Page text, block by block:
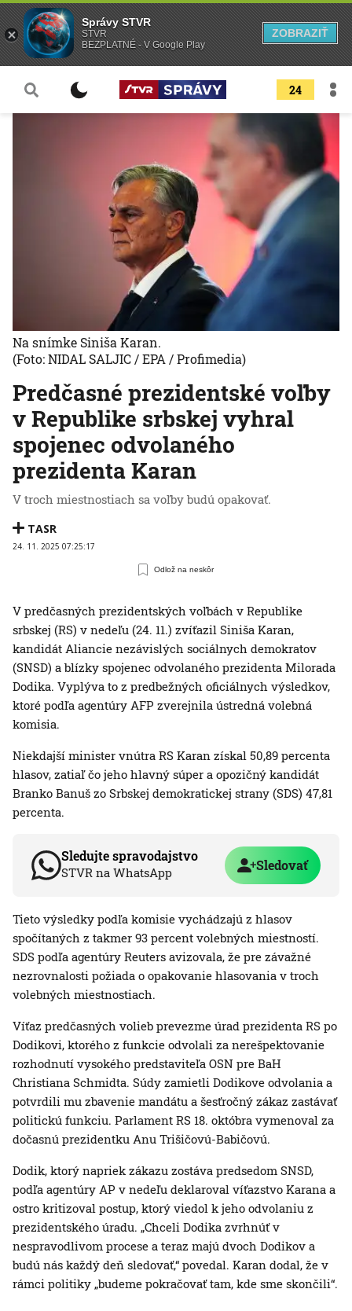
24
Predčasné prezidentské voľby
v Republike srbskej vyhral
spojenec odvolaného
prezidenta Karan
V troch miestnostiach sa voľby budú opakovať.
TASR
24. 11. 2025 07:25:17
Odlož na neskôr
Na snímke Siniša Karan.
(Foto: NIDAL SALJIC / EPA / Profimedia)
V predčasných prezidentských voľbách v Republike
srbskej (RS) v nedeľu (24. 11.) zvíťazil Siniša Karan,
kandidát Aliancie nezávislých sociálnych demokratov
(SNSD) a blízky spojenec odvolaného prezidenta Milorada
Dodika. Vyplýva to z predbežných oficiálnych výsledkov,
ktoré podľa agentúry AFP zverejnila ústredná volebná
komisia.
Niekdajší minister vnútra RS Karan získal 50,89 percenta
hlasov, zatiaľ čo jeho hlavný súper a opozičný kandidát
Branko Banuš zo Srbskej demokratickej strany (SDS) 47,81
percenta.
Sledujte spravodajstvo
STVR na WhatsApp Sledovať
Tieto výsledky podľa komisie vychádzajú z hlasov
spočítaných z takmer 93 percent volebných miestností.
SDS podľa agentúry Reuters avizovala, že pre závažné
nezrovnalosti požiada o opakovanie hlasovania v troch
volebných miestnostiach.
Víťaz predčasných volieb prevezme úrad prezidenta RS po
Dodikovi, ktorého z funkcie odvolali za nerešpektovanie
rozhodnutí vysokého predstaviteľa OSN pre BaH
Christiana Schmidta. Súdy zamietli Dodikove odvolania a
potvrdili mu zbavenie mandátu a šesťročný zákaz zastávať
politickú funkciu. Parlament RS 18. októbra vymenoval za
dočasnú prezidentku Anu Trišičovú-Babičovú.
Dodik, ktorý napriek zákazu zostáva predsedom SNSD,
podľa agentúry AP v nedeľu deklaroval víťazstvo Karana a
ostro kritizoval postup, ktorý viedol k jeho odvolaniu z
prezidentského úradu. „Chceli Dodika zvrhnúť v
nespravodlivom procese a teraz majú dvoch Dodikov a
budú nás každý deň sledovať,“ povedal. Karan dodal, že v
rámci politiky „budeme pokračovať tam, kde sme skončili“.
Správy STVR
STVR
BEZPLATNÉ - V Google Play
ZOBRAZIŤ